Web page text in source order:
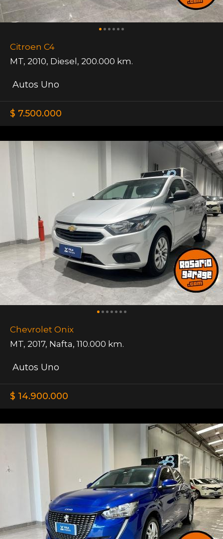
Citroen C4
MT, 2010, Diesel, 200.000 km.
Autos Uno
$ 7.500.000
Chevrolet Onix
MT, 2017, Nafta, 110.000 km.
Autos Uno
$ 14.900.000